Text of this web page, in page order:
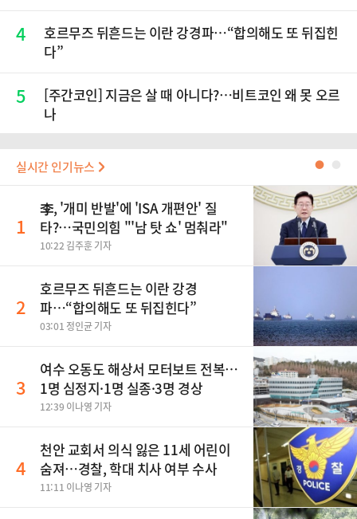
4
호르무즈 뒤흔드는 이란 강경파…“합의해도 또 뒤집힌
다”
5
[주간코인] 지금은 살 때 아니다?…비트코인 왜 못 오르
나
실시간 인기뉴스 ●
1
李, '개미 반발'에 'ISA 개편안' 질
타?…국민의힘 "'남 탓 쇼' 멈춰라"
10:22 김주훈 기자
2
호르무즈 뒤흔드는 이란 강경
파…“합의해도 또 뒤집힌다”
03:01 정인균 기자
3
여수 오동도 해상서 모터보트 전복…
1명 심정지·1명 실종·3명 경상
12:39 이나영 기자
4
천안 교회서 의식 잃은 11세 어린이
숨져…경찰, 학대 치사 여부 수사
11:11 이나영 기자